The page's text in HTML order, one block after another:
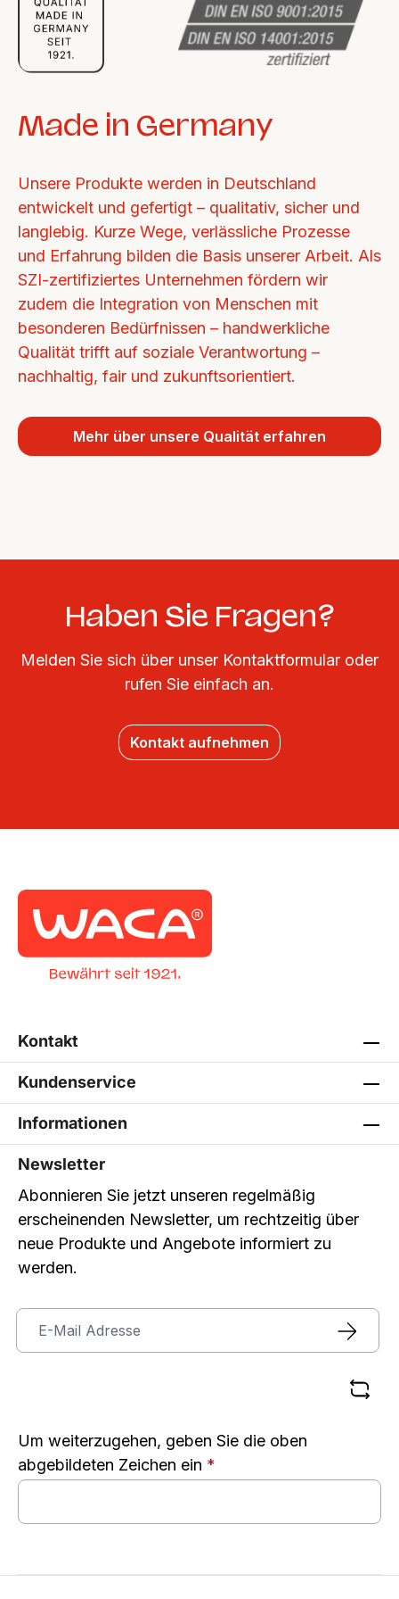
Made in Germany
Unsere Produkte werden in Deutschland
entwickelt und gefertigt – qualitativ, sicher und
langlebig. Kurze Wege, verlässliche Prozesse
und Erfahrung bilden die Basis unserer Arbeit. Als
SZI-zertifiziertes Unternehmen fördern wir
zudem die Integration von Menschen mit
besonderen Bedürfnissen – handwerkliche
Qualität trifft auf soziale Verantwortung –
nachhaltig, fair und zukunftsorientiert.
Mehr über unsere Qualität erfahren
Haben Sie Fragen?
Melden Sie sich über unser Kontaktformular oder
rufen Sie einfach an.
Kontakt aufnehmen
Kontakt
Kundenservice
Informationen
Newsletter
Abonnieren Sie jetzt unseren regelmäßig
erscheinenden Newsletter, um rechtzeitig über
neue Produkte und Angebote informiert zu
werden.
Um weiterzugehen, geben Sie die oben
abgebildeten Zeichen ein *